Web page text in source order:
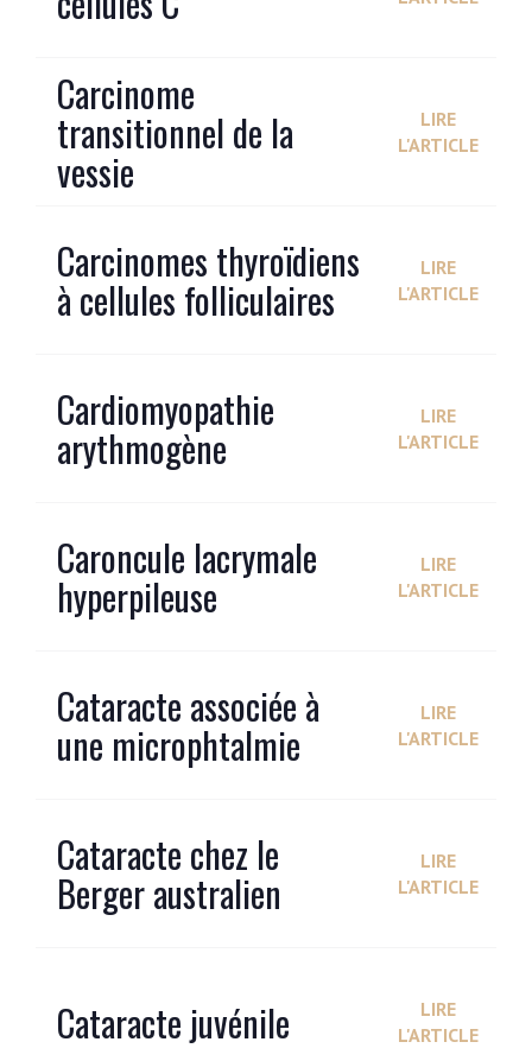
Carcinome
transitionnel de la
vessie
LIRE
L'ARTICLE
Carcinomes thyroïdiens
à cellules folliculaires
LIRE
L'ARTICLE
Cardiomyopathie
arythmogène
LIRE
L'ARTICLE
Caroncule lacrymale
hyperpileuse
LIRE
L'ARTICLE
Cataracte associée à
une microphtalmie
LIRE
L'ARTICLE
Cataracte chez le
Berger australien
LIRE
L'ARTICLE
Cataracte juvénile
LIRE
L'ARTICLE